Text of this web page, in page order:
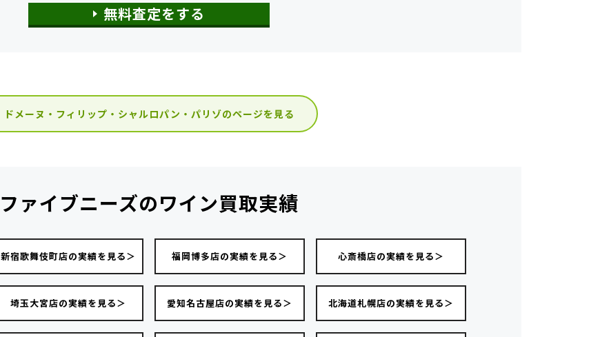
無料査定をする
ドメーヌ・フィリップ・シャルロパン・パリゾのページを見る
ファイブニーズのワイン買取実績
新宿歌舞伎町店の実績を見る＞ 福岡博多店の実績を見る＞ 心斎橋店の実績を見る＞
埼玉大宮店の実績を見る＞ 愛知名古屋店の実績を見る＞ 北海道札幌店の実績を見る＞